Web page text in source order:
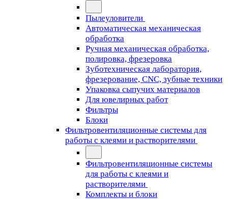
Пылеуловители
Автоматическая механическая
обработка
Ручная механическая обработка,
полировка, фрезеровка
Зуботехническая лаборатория,
фрезерование, CNC, зубные техники
Упаковка сыпучих материалов
Для ювелирных работ
Фильтры
Блоки
Фильтровентиляционные системы для
работы с клеями и растворителями
Фильтровентиляционные системы
для работы с клеями и
растворителями
Комплекты и блоки